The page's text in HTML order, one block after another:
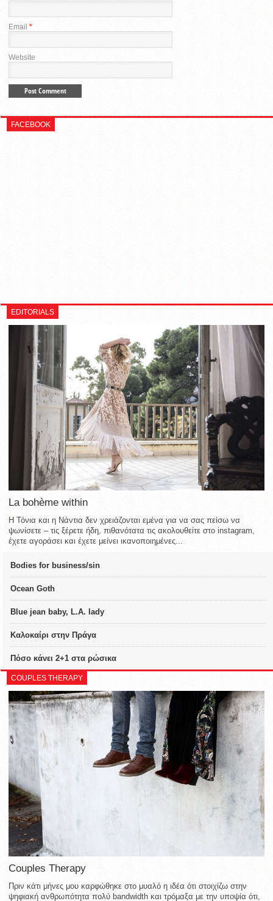
Email *
Website
FACEBOOK
EDITORIALS
La bohème within
Η Τόνια και η Νάντια δεν χρειάζονται εμένα για να σας πείσω να
ψωνίσετε – τις ξέρετε ήδη, πιθανότατα τις ακολουθείτε στο instagram,
έχετε αγοράσει και έχετε μείνει ικανοποιημένες...
Bodies for business/sin
Ocean Goth
Blue jean baby, L.A. lady
Καλοκαίρι στην Πράγα
Πόσο κάνει 2+1 στα ρώσικα
COUPLES THERAPY
Couples Therapy
Πριν κάτι μήνες μου καρφώθηκε στο μυαλό η ιδέα ότι στοιχίζω στην
ψηφιακή ανθρωπότητα πολύ bandwidth και τρόμαξα με την υποψία ότι,